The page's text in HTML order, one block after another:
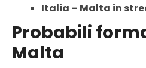
Italia – Malta in
Probabili
Malta